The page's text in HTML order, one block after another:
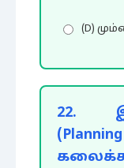
(D)
22.